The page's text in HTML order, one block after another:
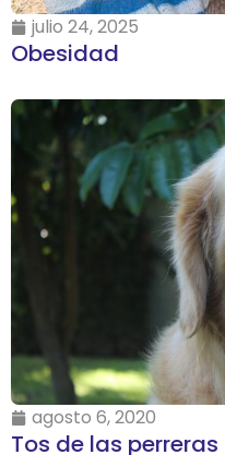
julio 24, 2025
Obesidad
agosto 6, 2020
Tos de las perreras